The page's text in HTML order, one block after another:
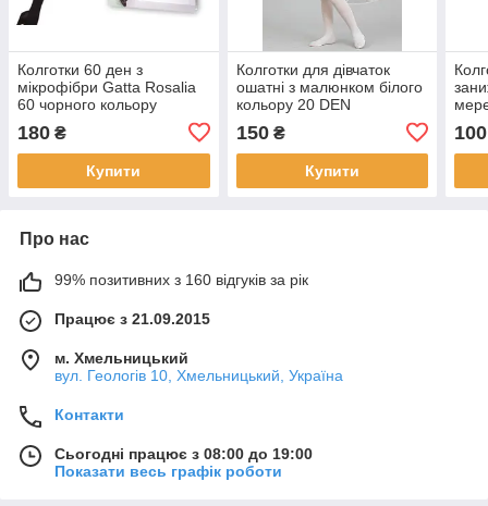
Колготки 60 ден з
мікрофібри Gatta Rosalia
60 чорного кольору
180 ₴
Купити
Колготки для дівчаток
ошатні з малюнком білого
кольору 20 DEN
150₴
Купити
2 3
100
Про нас
99% позитивних з 160 відгуків за рік
Працює з 21.09.2015
м. Хмельницький
вул. Геологів 10, Хмельницький, Україна
Контакти
Сьогодні працює з 08:00 до 19:00
Показати весь графік роботи